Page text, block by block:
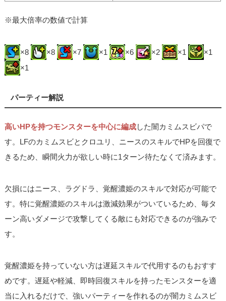
※最大倍率の数値で計算
×8 ×8 ×7 ×1 ×6 ×2 ×1
×1
×1
パーティー解説
高いHPを持つモンスターを中心に編成した闇カミムスビパで
す。LFのカミムスビとクロユリ、ニースのスキルでHPを回復で
きるため、瞬間火力が欲しい時に1ターン待たなくて済みます。
欠損にはニース、ラグドラ、覚醒濃姫のスキルで対応が可能で
す。特に覚醒濃姫のスキルは激減効果がついているため、毎タ
ーン高いダメージで攻撃してくる敵にも対応できるのが強みで
す。
覚醒濃姫を持っていない方は遅延スキルで代用するのもおすす
めです。遅延や軽減、即時回復スキルを持ったモンスターを適
当に入れるだけで、強いパーティーを作れるのが闇カミムスビ